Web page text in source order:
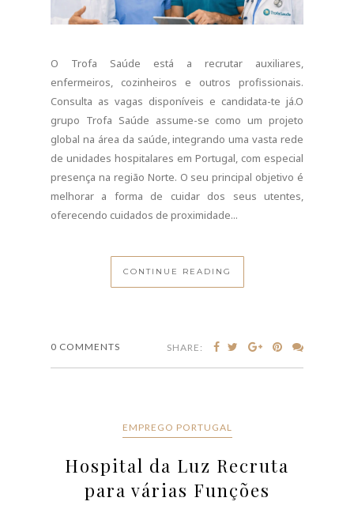
O Trofa Saúde está a recrutar auxiliares,
grupo Trofa Saúde assume-se como um projeto
global na área da saúde, integrando uma vasta rede
de unidades hospitalares em Portugal, com especial
presença na região Norte. O seu principal objetivo é
melhorar a forma de cuidar dos seus utentes,
oferecendo cuidados de proximidade...
CONTINUE READING
para várias Funções
JULHO 15, 2026